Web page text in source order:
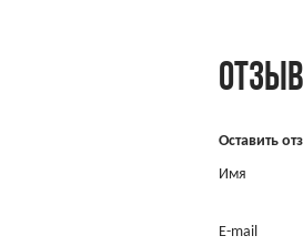
Оставить
Имя
E-mail